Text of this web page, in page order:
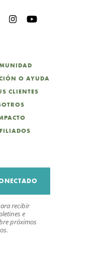
O AYUDA
CLIENTES
recibir
e
próximos